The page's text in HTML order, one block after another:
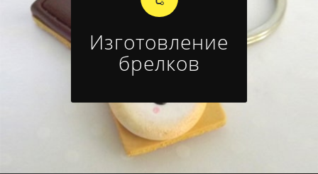
Изготовление
брелков